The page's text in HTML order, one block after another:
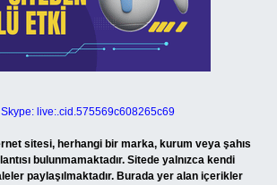
Skype: live:.cid.575569c608265c69
sitesi, herhangi bir marka, kurum veya şahıs
bulunmamaktadır. Sitede yalnızca kendi
paylaşılmaktadır. Burada yer alan içerikler